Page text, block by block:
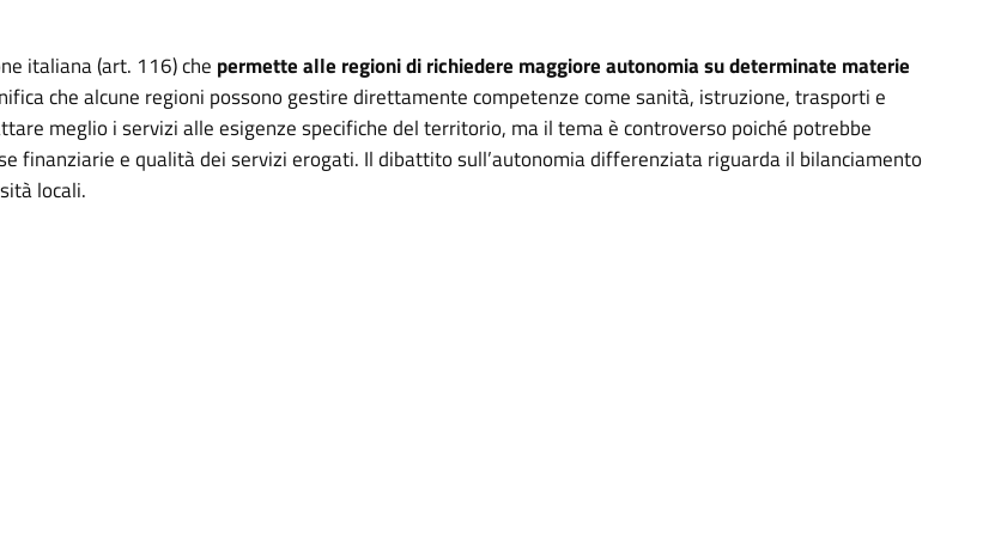
italiana (art. 116) che permette alle regioni di richiedere maggiore autonomia su determinate materie
che alcune regioni possono gestire direttamente competenze come sanità, istruzione, trasporti e
meglio i servizi alle esigenze specifiche del territorio, ma il tema è controverso poiché potrebbe
finanziarie e qualità dei servizi erogati. Il dibattito sull’autonomia differenziata riguarda il bilanciamento
locali.